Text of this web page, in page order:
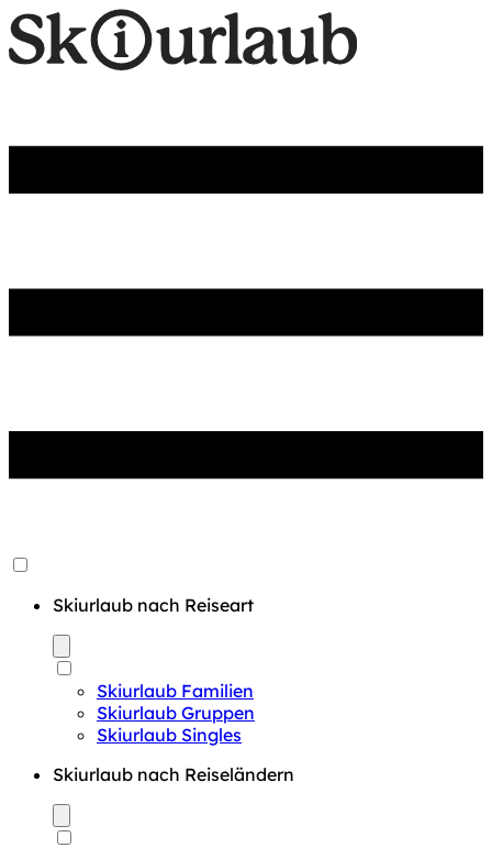
Skiurlaub nach Reiseart
Skiurlaub Familien
Skiurlaub Gruppen
Skiurlaub Singles
Skiurlaub nach Reiseländern